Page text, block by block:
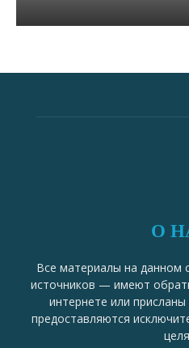
О
Все материалы на данном
источников — имеют
интернете или
предоставляются